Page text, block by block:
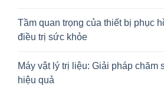
Tầm quan trọng của thiết bị phục
điều trị sức khỏe
Máy vật lý trị liệu: Giải pháp chăm
hiệu quả